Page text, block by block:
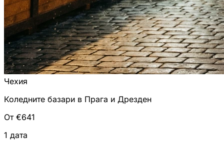
Чехия
Коледните базари в Прага и Дрезден
От €641
1 дата